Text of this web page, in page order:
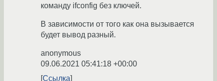
команду ifconfig без ключей.
В зависимости от того как она вызывается
будет вывод разный.
anonymous
09.06.2021 05:41:18 +00:00
Ссылка